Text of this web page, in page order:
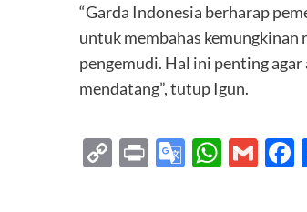
“Garda Indonesia berharap
untuk membahas kemungkinan
pengemudi. Hal ini penting
mendatang”, tutup Igun.
CopyPrintGoogle